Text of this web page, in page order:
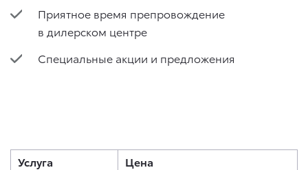
Приятное время препровождение
в дилерском центре
Специальные акции и предложения
Услуга
Цена